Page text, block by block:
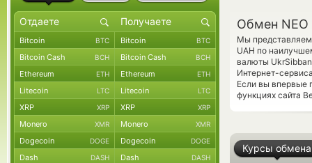
Обмен NEO
Мы представляем
UAH по
валюты
Интернет-
Если вы впервые
функциях сайта
Курсы обмена
Bitcoin BTC Bitcoin BTC
Bitcoin Cash BCH Bitcoin Cash BCH
Ethereum ETH Ethereum ETH
Litecoin LTC Litecoin LTC
XRP XRP XRP XRP
Monero XMR Monero XMR
Dogecoin DOGE Dogecoin DOGE
Dash DASH Dash DASH